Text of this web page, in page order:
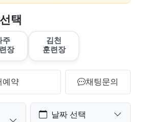
택
주
장
김천
훈련장
예약 채팅문의
날짜 선택